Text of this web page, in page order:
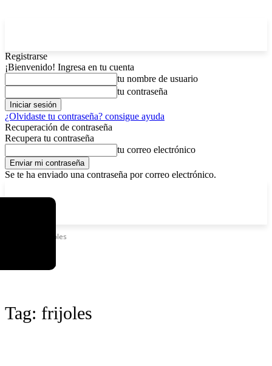
Registrarse
¡Bienvenido! Ingresa en tu cuenta
tu nombre de usuario
tu contraseña
¿Olvidaste tu contraseña? consigue ayuda
Recuperación de contraseña
Recupera tu contraseña
tu correo electrónico
Se te ha enviado una contraseña por correo electrónico.
Frijoles
Tag: frijoles